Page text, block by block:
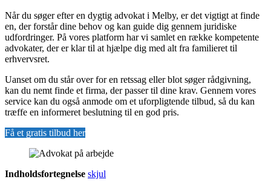
Når du søger efter en dygtig advokat i Melby, er det vigtigt at finde
en, der forstår dine behov og kan guide dig gennem juridiske
udfordringer. På vores platform har vi samlet en række kompetente
advokater, der er klar til at hjælpe dig med alt fra familieret til
erhvervsret.
Uanset om du står over for en retssag eller blot søger rådgivning,
kan du nemt finde et firma, der passer til dine krav. Gennem vores
service kan du også anmode om et uforpligtende tilbud, så du kan
træffe en informeret beslutning til en god pris.
Få et gratis tilbud her
Indholdsfortegnelse skjul